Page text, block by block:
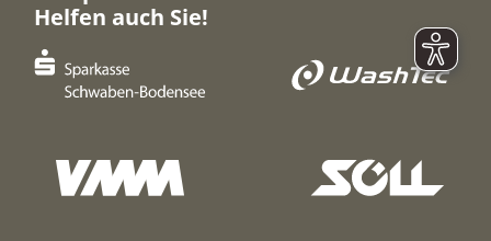
Helfen auch Sie!